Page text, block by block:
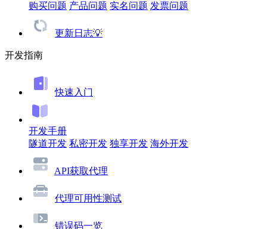
购买问题 产品问题 实名问题 发票问题
更新日志💡
开发指南
快速入门
开发手册
隧道开发 私密开发 独享开发 海外开发
API获取代理
代理可用性测试
错误码一览